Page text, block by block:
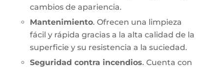
cambios de apariencia.
Mantenimiento. Ofrecen una limpieza
fácil y rápida gracias a la alta calidad de la
superficie y su resistencia a la suciedad.
Seguridad contra incendios. Cuenta con